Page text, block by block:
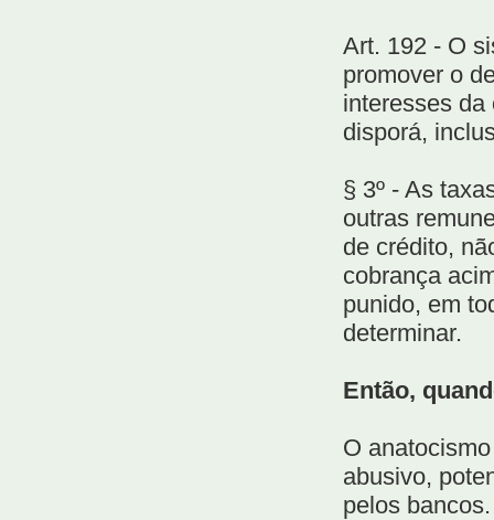
Art. 192 - O
promover o
interesses da
disporá,
§ 3º - As
outras
de crédito,
cobrança
punido, em
determinar.
Então,
O
abusivo,
pelos bancos.